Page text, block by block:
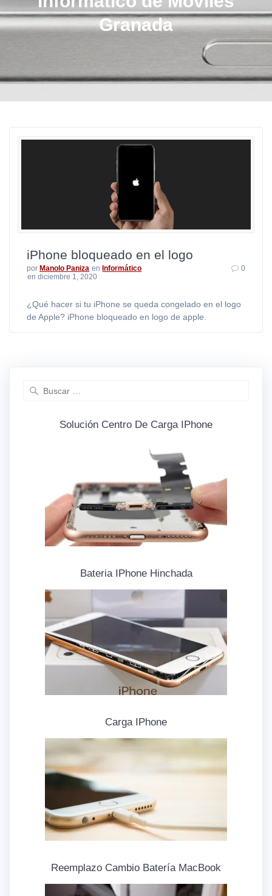
Granada
iPhone bloqueado en el logo
por Manolo Paniza en Informático
en diciembre 1, 2020
0
¿Qué hacer si tu iPhone se queda congelado en el logo
de Apple? iPhone bloqueado en logo de apple.
Solución Centro De Carga IPhone
Bateria IPhone Hinchada
Carga IPhone
Reemplazo Cambio Batería MacBook